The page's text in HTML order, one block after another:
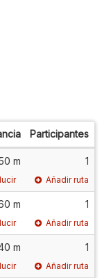
Participantes
m 1
Añadir ruta
m 1
Añadir ruta
m 1
Añadir ruta